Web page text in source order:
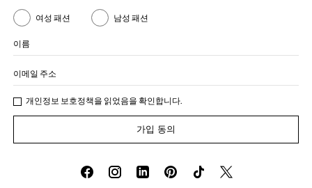
여성 패션 남성 패션
이름
이메일 주소
개인정보 보호정책을 읽었음을 확인합니다.
가입 동의